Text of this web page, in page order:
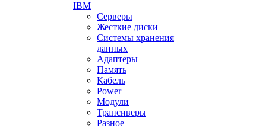
IBM
Серверы
Жесткие диски
Системы хранения
данных
Адаптеры
Память
Кабель
Power
Модули
Трансиверы
Разное